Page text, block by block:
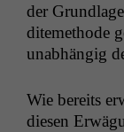
der
ditemeth­ode
unab­hängig
Wie bere­its
diesen